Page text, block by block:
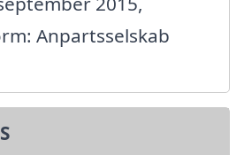
Anpartsselskab